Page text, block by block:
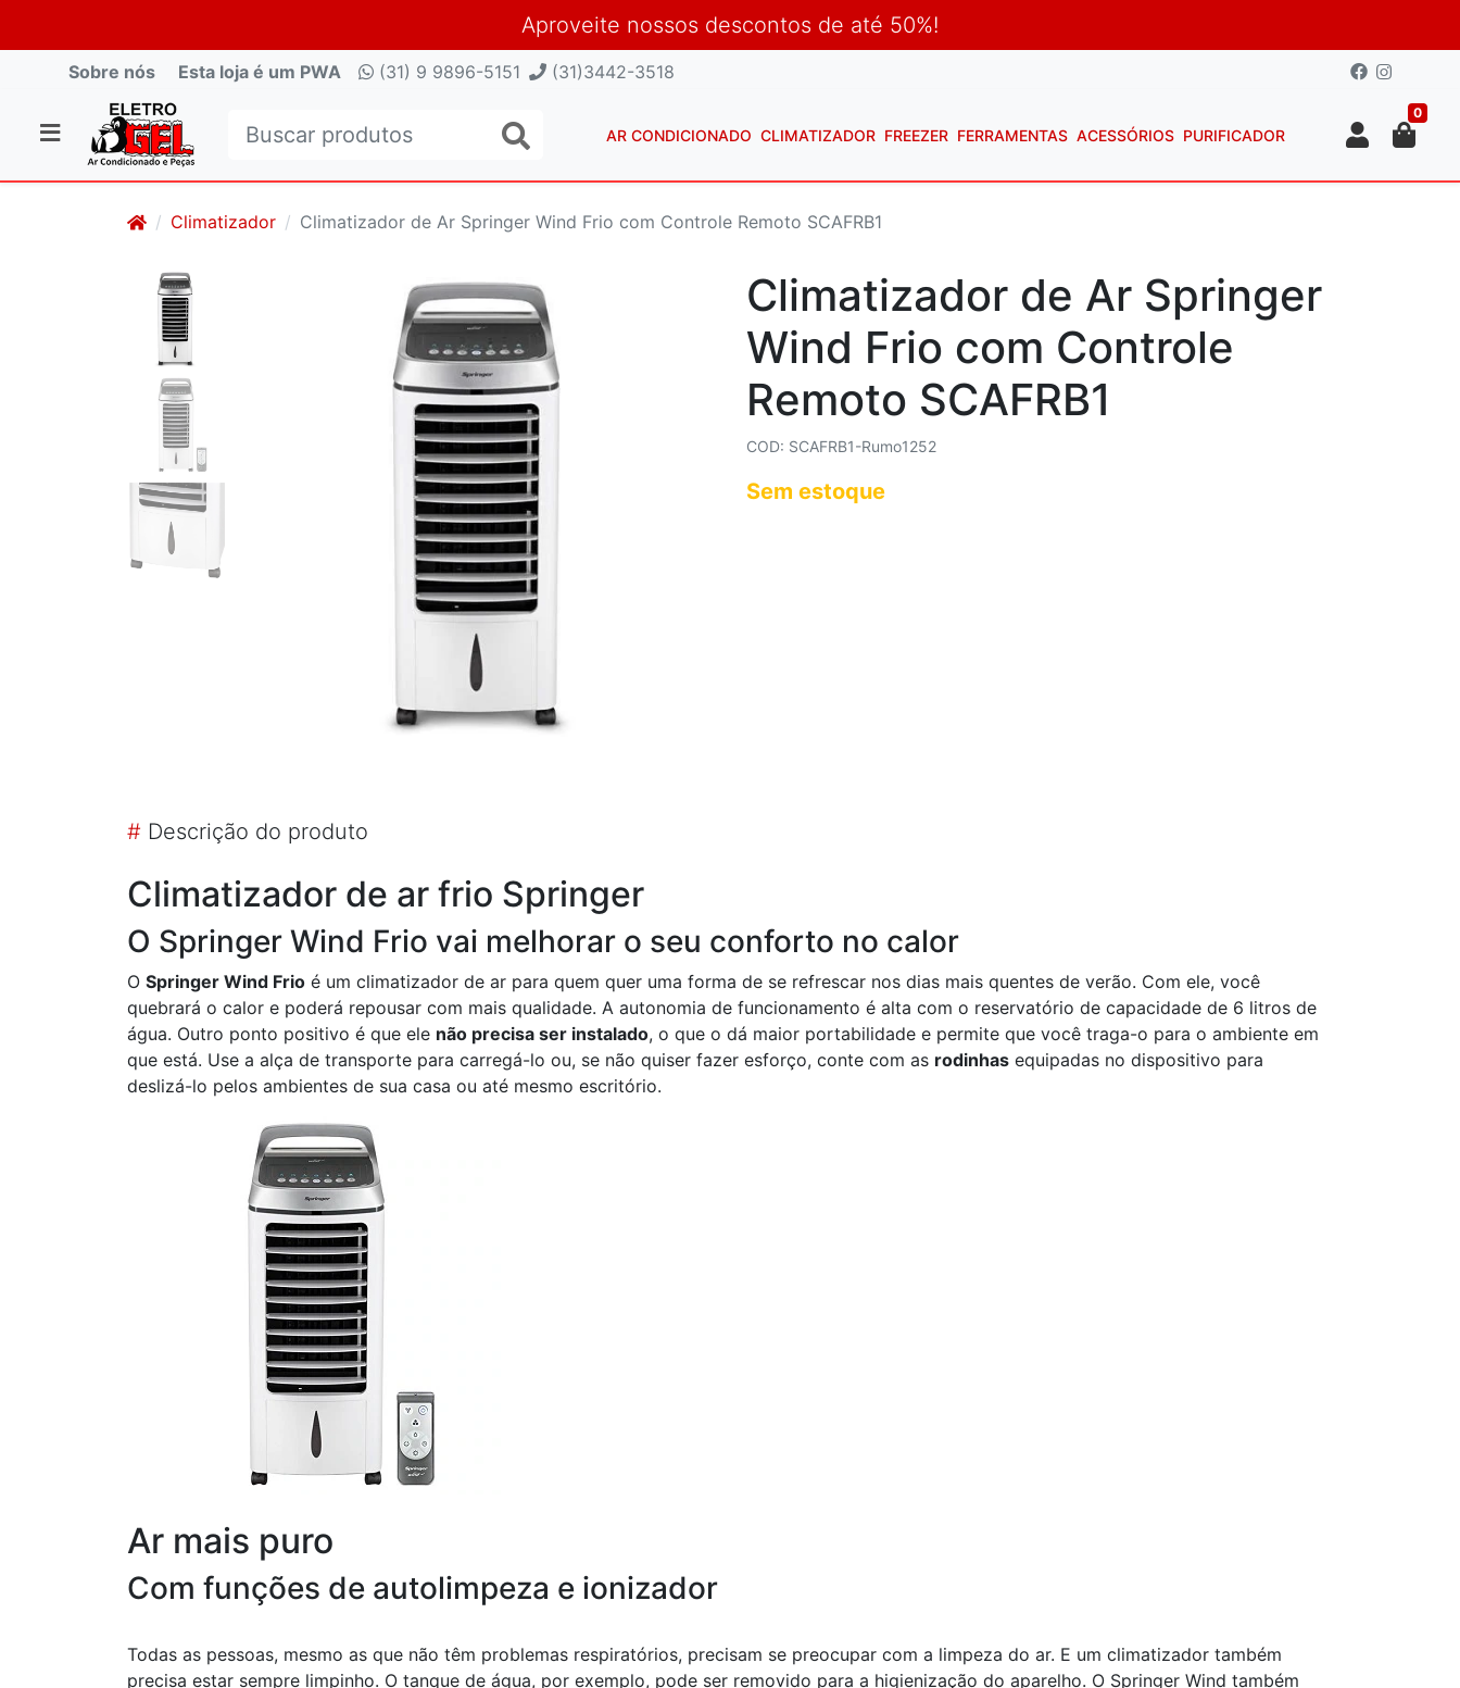
Aproveite nossos descontos de até 50%!
Sobre nós Esta loja é um PWA (31) 9 9896-5151 (31)3442-3518
0
AR CONDICIONADO CLIMATIZADOR FREEZER FERRAMENTAS ACESSÓRIOS PURIFICADOR
Climatizador Climatizador de Ar Springer Wind Frio com Controle Remoto SCAFRB1
Climatizador de Ar Springer
Wind Frio com Controle
Remoto SCAFRB1
COD: SCAFRB1-Rumo1252
Sem estoque
# Descrição do produto
Climatizador de ar frio Springer
O Springer Wind Frio vai melhorar o seu conforto no calor
O Springer Wind Frio é um climatizador de ar para quem quer uma forma de se refrescar nos dias mais quentes de verão. Com ele, você
quebrará o calor e poderá repousar com mais qualidade. A autonomia de funcionamento é alta com o reservatório de capacidade de 6 litros de
água. Outro ponto positivo é que ele não precisa ser instalado, o que o dá maior portabilidade e permite que você traga-o para o ambiente em
que está. Use a alça de transporte para carregá-lo ou, se não quiser fazer esforço, conte com as rodinhas equipadas no dispositivo para
deslizá-lo pelos ambientes de sua casa ou até mesmo escritório.
Ar mais puro
Com funções de autolimpeza e ionizador
Todas as pessoas, mesmo as que não têm problemas respiratórios, precisam se preocupar com a limpeza do ar. E um climatizador também
precisa estar sempre limpinho. O tanque de água, por exemplo, pode ser removido para a higienização do aparelho. O Springer Wind também